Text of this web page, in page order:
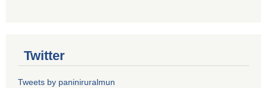
Twitter
Tweets by paniniruralmun